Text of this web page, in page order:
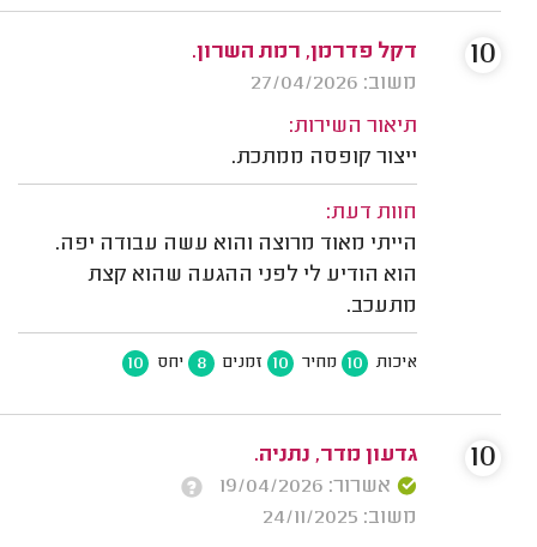
דקל פדרמן, רמת השרון.
משוב: 27/04/2026
תיאור השירות:
ייצור קופסה ממתכת.
חוות דעת:
הייתי מאוד מרוצה והוא עשה עבודה יפה.
הוא הודיע לי לפני ההגעה שהוא קצת
מתעכב.
איכות 10 מחיר 10 זמנים 8 יחס 10
10
גדעון מדר, נתניה.
אשרור: 19/04/2026
משוב: 24/11/2025
10